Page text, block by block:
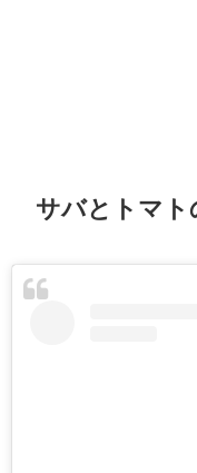
サバとトマ